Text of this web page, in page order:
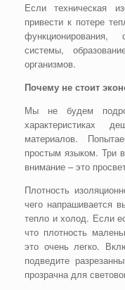
Если техническая
привести к потере
системы,
организмов.
Почему не стоит
Мы не будем
характеристиках
материалов.
простым языком. Три
внимание – это
Плотность
чего напрашивается
тепло и холод. Если
что плотность
это очень легко.
подведите
прозрачна для